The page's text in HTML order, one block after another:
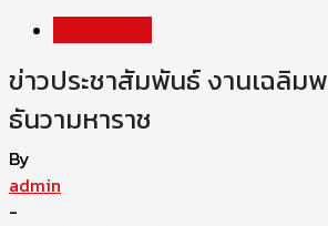
ข่าวประชาสัมพันธ์ งานเฉลิม
ธันวามหาราช
By
admin
-